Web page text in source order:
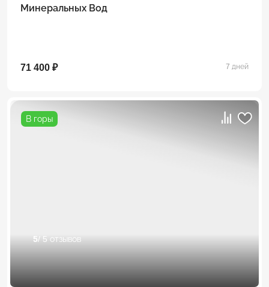
Минеральных Вод
71 400 ₽ 7 дней
В горы
5/ 5 отзывов